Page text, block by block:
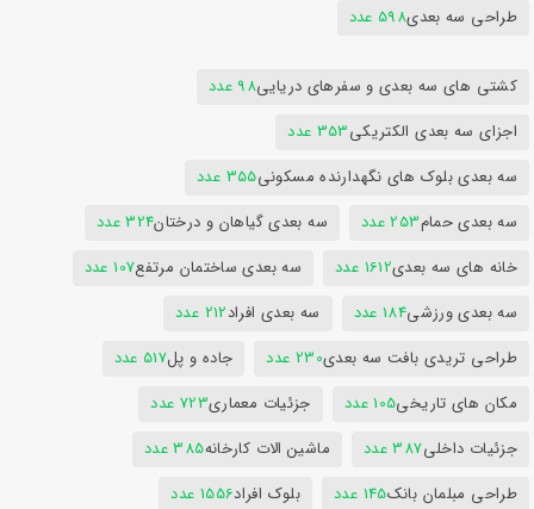
طراحی سه بعدی598 عدد
کشتی های سه بعدی و سفرهای دریایی98 عدد
اجزای سه بعدی الکتریکی353 عدد
سه بعدی بلوک های نگهدارنده مسکونی355 عدد
سه بعدی حمام253 عدد سه بعدی گیاهان و درختان324 عدد
خانه های سه بعدی1612 عدد سه بعدی ساختمان مرتفع107 عدد
سه بعدی ورزشی184 عدد سه بعدی افراد212 عدد
طراحی تریدی بافت سه بعدی230 عدد جاده و پل517 عدد
مکان های تاریخی105 عدد جزئیات معماری723 عدد
جزئیات داخلی387 عدد ماشین الات کارخانه385 عدد
طراحی مبلمان بانک145 عدد بلوک افراد1556 عدد